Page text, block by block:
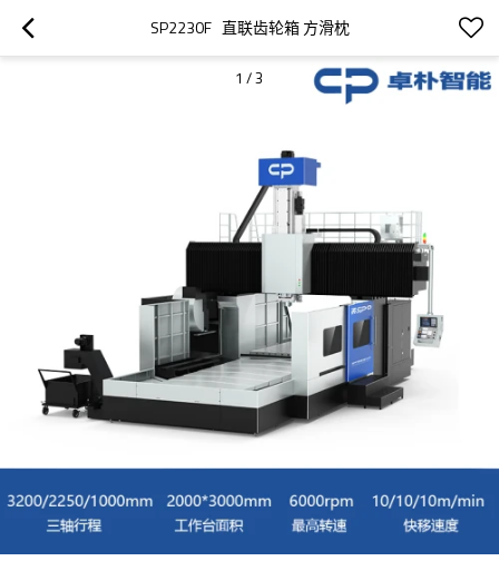
SP2230F   直联齿轮箱 方滑枕
1 /3